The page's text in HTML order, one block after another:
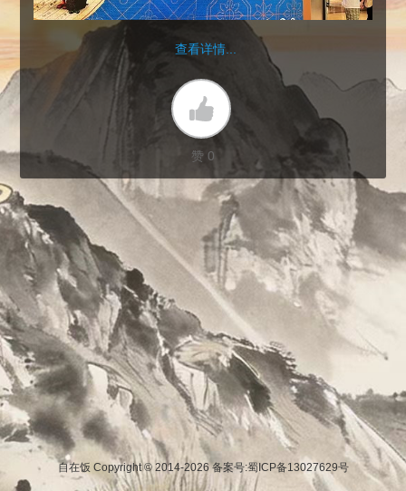
查看详情...
赞 0
自在饭 Copyright © 2014-2026备案号:蜀ICP备13027629号